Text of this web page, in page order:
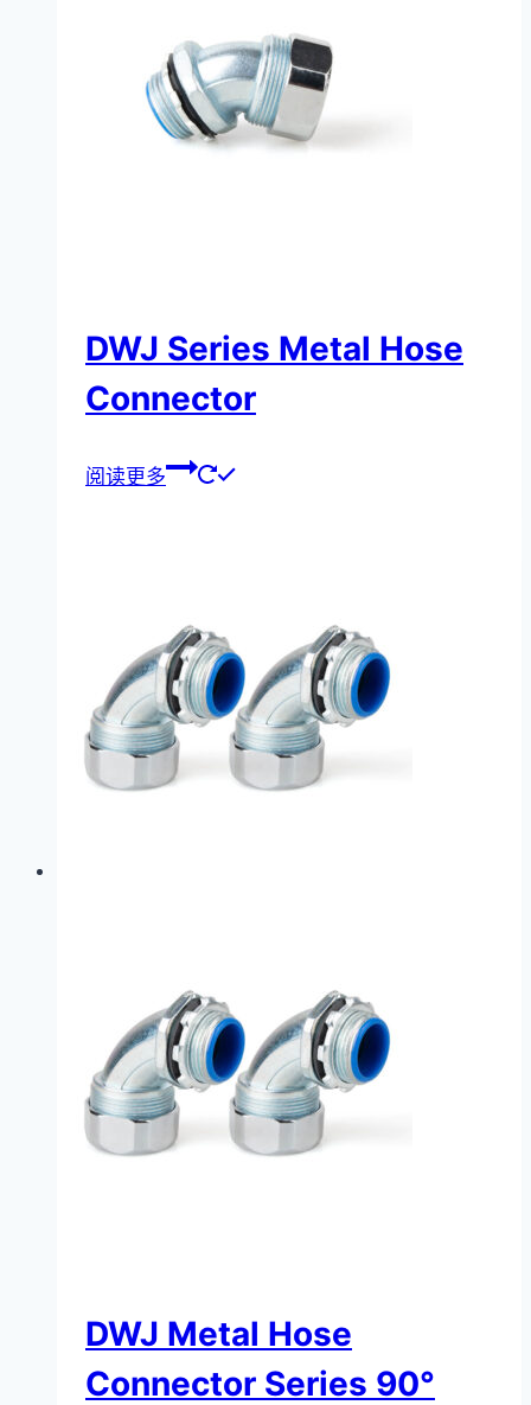
DWJ Series Metal Hose
Connector
阅读更多
DWJ Metal Hose
Connector Series 90°